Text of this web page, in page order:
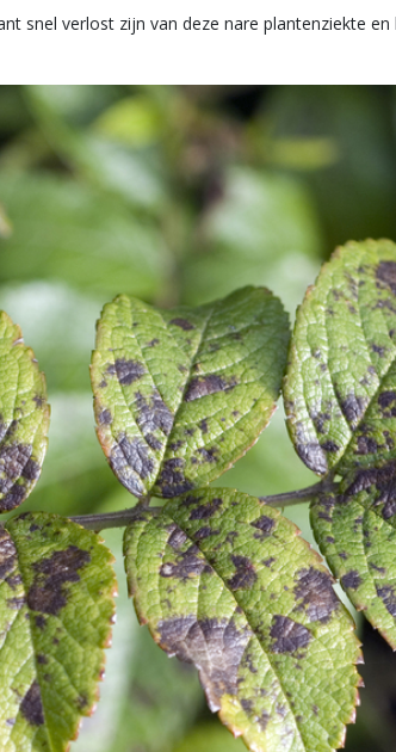
snel verlost zijn van deze nare plantenziekte